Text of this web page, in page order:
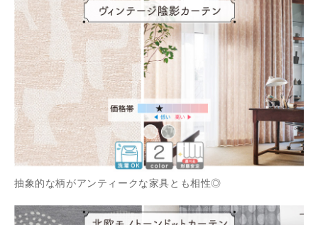
抽象的な柄がアンティークな家具とも相性◎